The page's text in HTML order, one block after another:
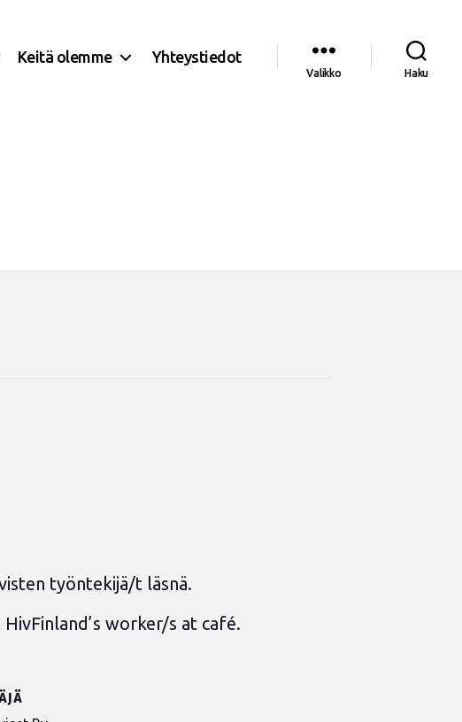
Keitä olemme Yhteystiedot
Valikko Haku
työntekijä/t läsnä.
worker/s at café.